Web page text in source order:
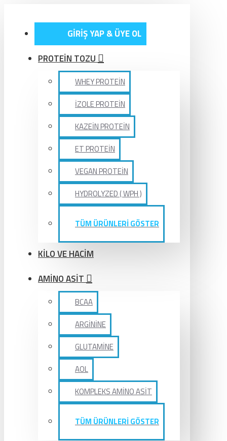
GİRİŞ YAP & ÜYE OL
PROTEİN TOZU
WHEY PROTEİN
İZOLE PROTEİN
KAZEİN PROTEİN
ET PROTEİN
VEGAN PROTEİN
HYDROLYZED ( WPH )
TÜM ÜRÜNLERİ GÖSTER
KİLO VE HACİM
AMİNO ASİT
BCAA
ARGİNİNE
GLUTAMİNE
AOL
KOMPLEKS AMİNO ASİT
TÜM ÜRÜNLERİ GÖSTER